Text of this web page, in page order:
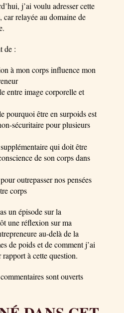
j’ai voulu adresser cette
car relayée au domaine de
de :
à mon corps influence mon
entre image corporelle et
pourquoi être en surpoids est
sécuritaire pour plusieurs
qui doit être
de son corps dans
outrepasser nos pensées
corps
un épisode sur la
une réflexion sur ma
au-delà de la
de poids et de comment j’ai
à cette question.
sont ouverts